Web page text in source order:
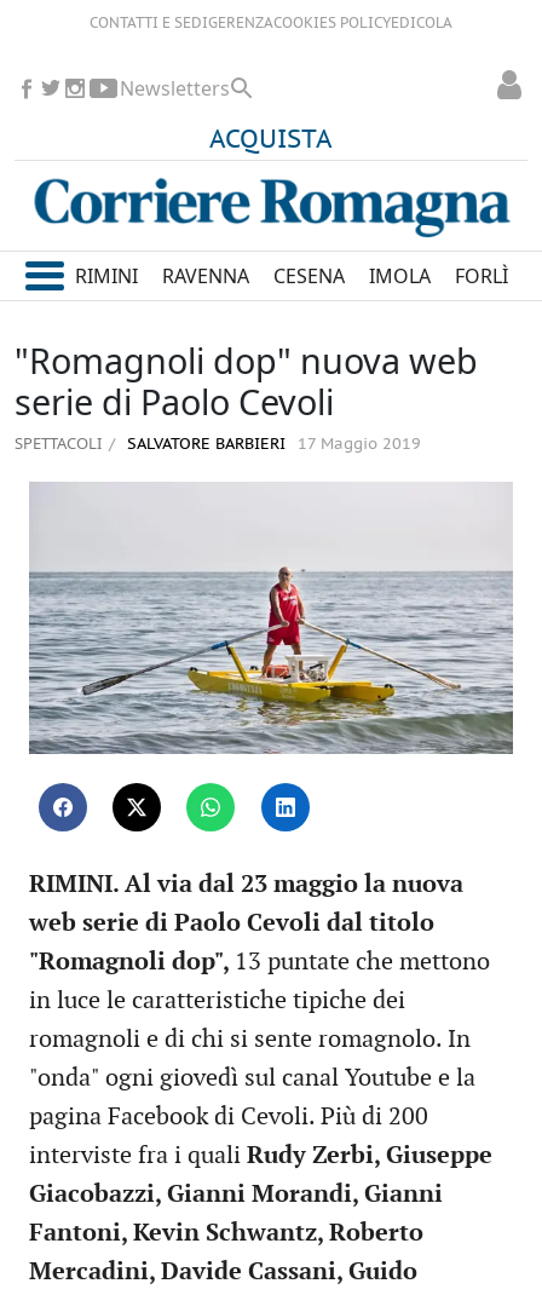
CONTATTI E SEDIGERENZACOOKIES POLICYEDICOLA
ACQUISTA
Newsletters
RIMINI RAVENNA CESENA IMOLA FORLÌ
"Romagnoli dop" nuova web
serie di Paolo Cevoli
SPETTACOLI SALVATORE BARBIERI 17 Maggio 2019
RIMINI. Al via dal 23 maggio la nuova
web serie di Paolo Cevoli dal titolo
"Romagnoli dop", 13 puntate che mettono
in luce le caratteristiche tipiche dei
romagnoli e di chi si sente romagnolo. In
"onda" ogni giovedì sul canal Youtube e la
pagina Facebook di Cevoli. Più di 200
interviste fra i quali Rudy Zerbi, Giuseppe
Giacobazzi, Gianni Morandi, Gianni
Fantoni, Kevin Schwantz, Roberto
Mercadini, Davide Cassani, Guido